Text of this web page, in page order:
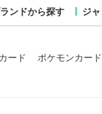
ンドから探す ジ
ード ポケモンカー